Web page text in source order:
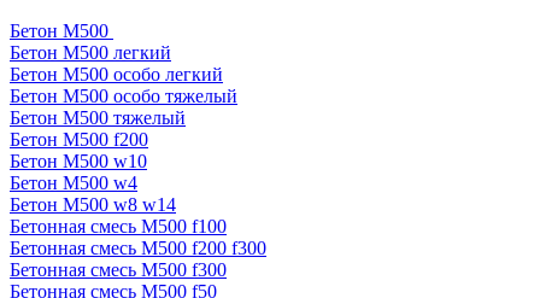
Бетон М500
Бетон М500 легкий
Бетон М500 особо легкий
Бетон М500 особо тяжелый
Бетон М500 тяжелый
Бетон М500 f200
Бетон М500 w10
Бетон М500 w4
Бетон М500 w8 w14
Бетонная смесь М500 f100
Бетонная смесь М500 f200 f300
Бетонная смесь М500 f300
Бетонная смесь М500 f50